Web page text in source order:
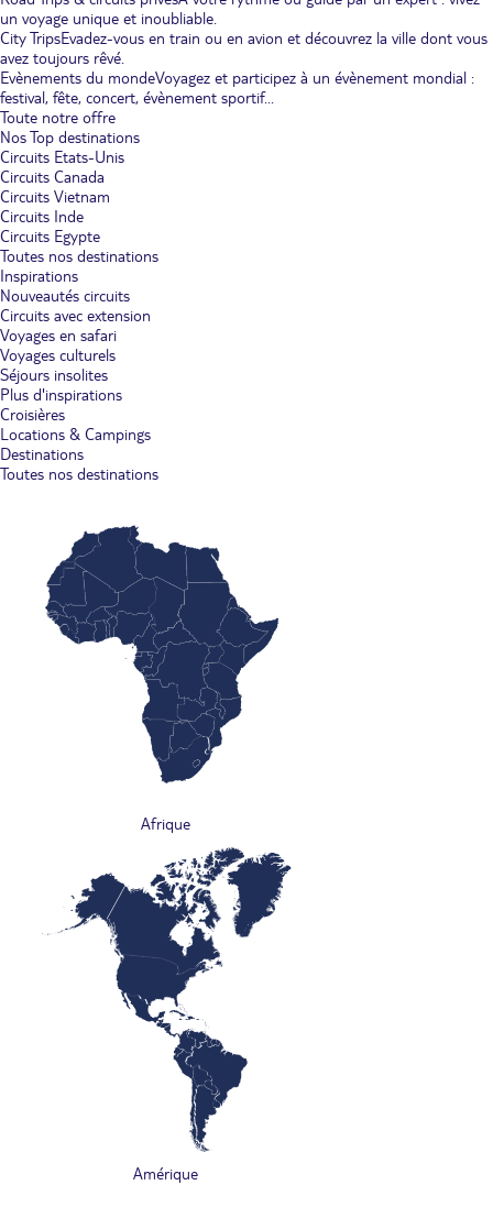
un voyage unique et inoubliable.
City TripsEvadez-vous en train ou en avion et découvrez la ville dont vous
avez toujours rêvé.
Evènements du mondeVoyagez et participez à un évènement mondial :
festival, fête, concert, évènement sportif...
Toute notre offre
Nos Top destinations
Circuits Etats-Unis
Circuits Canada
Circuits Vietnam
Circuits Inde
Circuits Egypte
Toutes nos destinations
Inspirations
Nouveautés circuits
Circuits avec extension
Voyages en safari
Voyages culturels
Séjours insolites
Plus d'inspirations
Croisières
Locations & Campings
Destinations
Toutes nos destinations
Afrique
Amérique